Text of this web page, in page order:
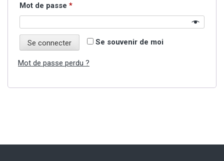
Mot de passe *Obligatoire
Se souvenir de moi
Se connecter
Mot de passe perdu ?